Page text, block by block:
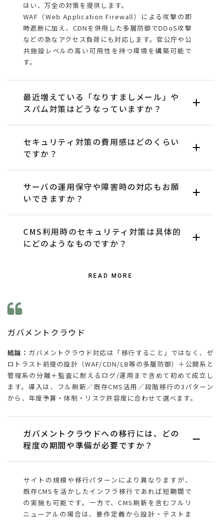
はい、万全の対策を提供します。
WAF（Web Application Firewall）による攻撃の即
時遮断に加え、CDNを併用した多層防御でDDoS攻撃
などの急なアクセス負荷にも対応します。官公庁や公
共施設レベルの高い可用性を持つ環境を構築可能で
す。
最近増えている「なりすましメール」や
スパム対策はどうなっていますか？
セキュリティ対策の費用感はどのくらい
ですか？
サーバの運用保守や障害時の対応もお願
いできますか？
CMS利用時のセキュリティ対策は具体的
にどのようなものですか？
READ MORE
ガバメントクラウド
結論： ガバメントクラウド対応は「移行すること」ではなく、ゼ
ロトラスト前提の設計（WAF/CDN/LB等の多層防御）＋公開系と
管理系の分離＋監査に耐えるログ/運用まで含めて初めて成立し
ます。導入は、フル刷新／既存CMS活用／段階移行の3パターン
から、年度予算・体制・リスク許容度に合わせて選べます。
ガバメントクラウドへの移行には、どの
程度の期間や準備が必要ですか？
サイトの規模や移行パターンにより異なりますが、
既存CMSを活かしたインフラ移行であれば短期間で
の実施も可能です。一方で、CMS刷新を含むフルリ
ニューアルの場合は、要件定義から設計・テストま